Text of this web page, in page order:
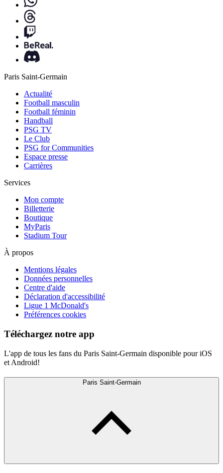
Paris Saint-Germain
Actualité
Football masculin
Football féminin
Handball
PSG TV
Le Club
PSG for Communities
Espace presse
Carrières
Services
Mon compte
Billetterie
Boutique
MyParis
Stadium Tour
À propos
Mentions légales
Données personnelles
Centre d'aide
Déclaration d'accessibilité
Ligue 1 McDonald's
Préférences cookies
Téléchargez notre app
L'app de tous les fans du Paris Saint-Germain disponible pour iOS
et Android!
Paris Saint-Germain